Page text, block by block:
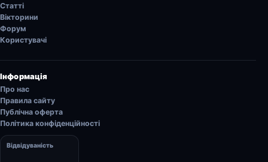
Статті
Вікторини
Форум
Користувачі
Інформація
Про нас
Правила сайту
Публічна оферта
Політика конфіденційності
Відвідуваність